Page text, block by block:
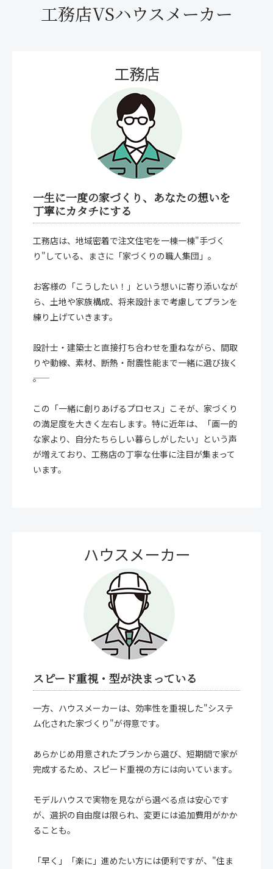
工務店VSハウスメーカー
工務店
一生に一度の家づくり、あなたの想いを
丁寧にカタチにする
工務店は、地域密着で注文住宅を一棟一棟"手づく
り"している、まさに「家づくりの職人集団」。
お客様の「こうしたい！」という想いに寄り添いなが
ら、土地や家族構成、将来設計まで考慮してプランを
練り上げていきます。
設計士・建築士と直接打ち合わせを重ねながら、間取
りや動線、素材、断熱・耐震性能まで一緒に選び抜く
――。
この「一緒に創りあげるプロセス」こそが、家づくり
の満足度を大きく左右します。特に近年は、「画一的
な家より、自分たちらしい暮らしがしたい」という声
が増えており、工務店の丁寧な仕事に注目が集まって
います。
ハウスメーカー
スピード重視・型が決まっている
一方、ハウスメーカーは、効率性を重視した"システ
ム化された家づくり"が得意です。
あらかじめ用意されたプランから選び、短期間で家が
完成するため、スピード重視の方には向いています。
モデルハウスで実物を見ながら選べる点は安心です
が、選択の自由度は限られ、変更には追加費用がかか
ることも。
「早く」「楽に」進めたい方には便利ですが、"住ま